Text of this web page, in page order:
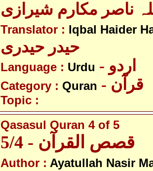
ناصر مکارم شیرازی
Translator : Iqbal Haider
حیدر حیدری
Language : Urdu - اردو
Category : Quran - قرآن
Topic :
Qasasul Quran 4 of 5
قصص القرآن - 5/4
Author : Ayatullah Nasir